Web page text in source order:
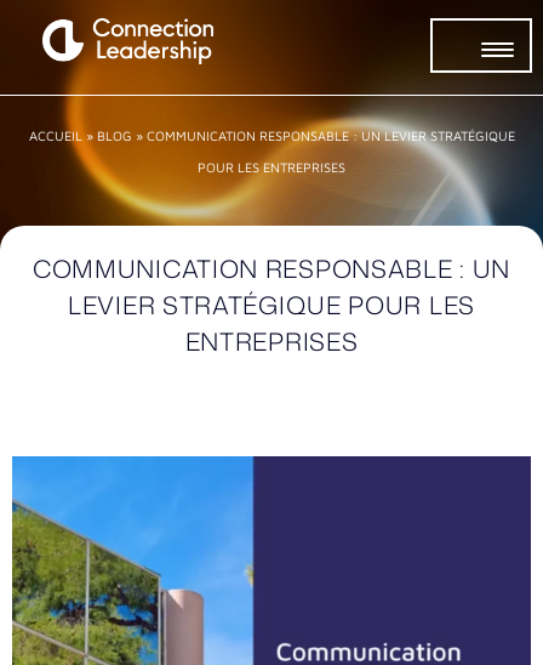
ACCUEIL » BLOG » COMMUNICATION RESPONSABLE : UN LEVIER STRATÉGIQUE
POUR LES ENTREPRISES
COMMUNICATION RESPONSABLE : UN
LEVIER STRATÉGIQUE POUR LES
ENTREPRISES